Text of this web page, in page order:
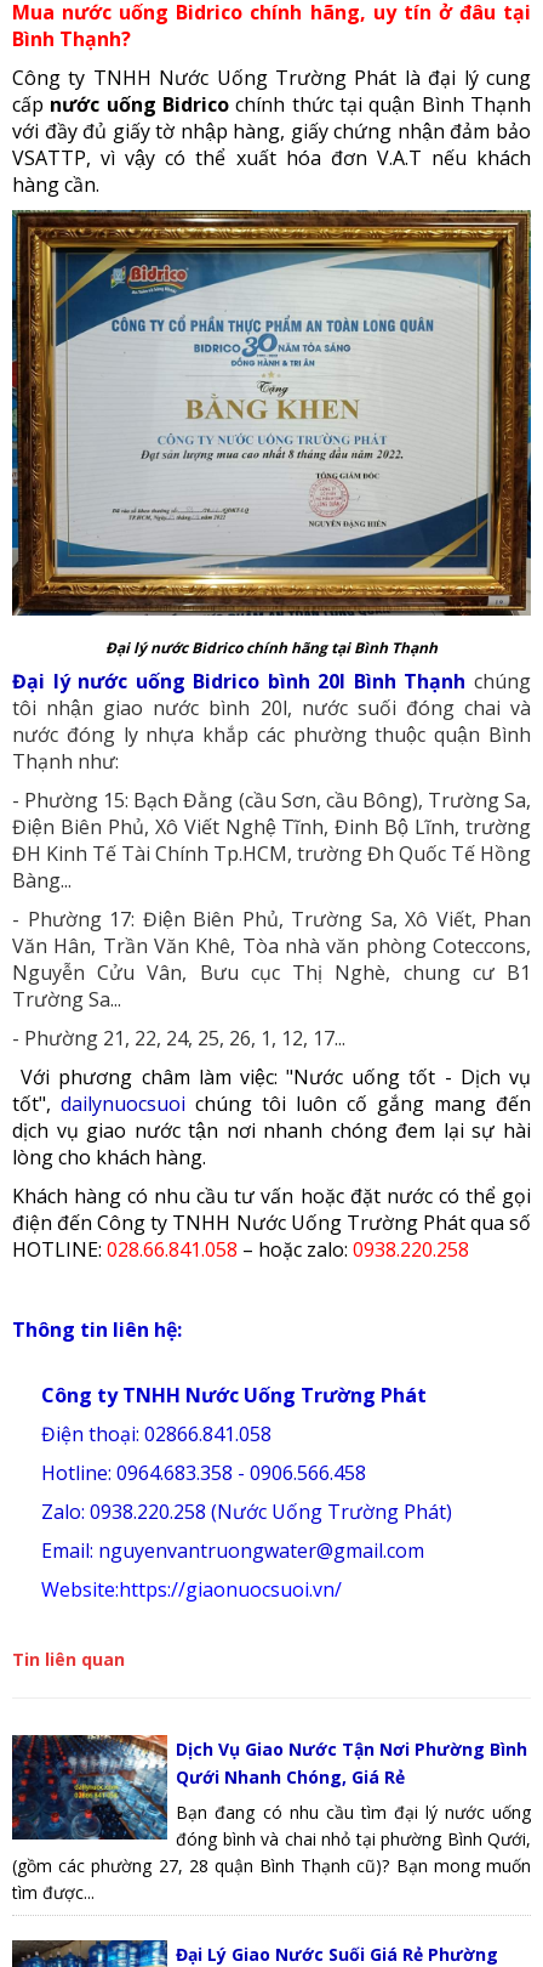
Mua nước uống Bidrico chính hãng, uy tín ở đâu tại
Bình Thạnh?
Công ty TNHH Nước Uống Trường Phát là đại lý cung
cấp nước uống Bidricochính thức tại quận Bình Thạnh
với đầy đủ giấy tờ nhập hàng, giấy chứng nhận đảm bảo
VSATTP, vì vậy có thể xuất hóa đơn V.A.T nếu khách
hàng cần.
Đại lý nước Bidrico chính hãng tại Bình Thạnh
Đại lý nước uống Bidrico bình 20l Bình Thạnh chúng
tôi nhận giao nước bình 20l, nước suối đóng chai và
nước đóng ly nhựa khắp các phường thuộc quận Bình
Thạnh như:
- Phường 15: Bạch Đằng (cầu Sơn, cầu Bông), Trường Sa,
Điện Biên Phủ, Xô Viết Nghệ Tĩnh, Đinh Bộ Lĩnh, trường
ĐH Kinh Tế Tài Chính Tp.HCM, trường Đh Quốc Tế Hồng
Bàng...
- Phường 17: Điện Biên Phủ, Trường Sa, Xô Viết, Phan
Văn Hân, Trần Văn Khê, Tòa nhà văn phòng Coteccons,
Nguyễn Cửu Vân, Bưu cục Thị Nghè, chung cư B1
Trường Sa...
- Phường 21, 22, 24, 25, 26, 1, 12, 17...
Với phương châm làm việc: "Nước uống tốt - Dịch vụ
tốt", dailynuocsuoi chúng tôi luôn cố gắng mang đến
dịch vụ giao nước tận nơi nhanh chóng đem lại sự hài
lòng cho khách hàng.
Khách hàng có nhu cầu tư vấn hoặc đặt nước có thể gọi
điện đến Công ty TNHH Nước Uống Trường Phát qua số
HOTLINE: 028.66.841.058 – hoặc zalo: 0938.220.258
Thông tin liên hệ:
Công ty TNHH Nước Uống Trường Phát
Điện thoại: 02866.841.058
Hotline: 0964.683.358 - 0906.566.458
Zalo: 0938.220.258 (Nước Uống Trường Phát)
Email: nguyenvantruongwater@gmail.com
Website:https://giaonuocsuoi.vn/
Tin liên quan
Dịch Vụ Giao Nước Tận Nơi Phường Bình
Qưới Nhanh Chóng, Giá Rẻ
Bạn đang có nhu cầu tìm đại lý nước uống
đóng bình và chai nhỏ tại phường Bình Qưới,
(gồm các phường 27, 28 quận Bình Thạnh cũ)? Bạn mong muốn
tìm được...
Đại Lý Giao Nước Suối Giá Rẻ Phường